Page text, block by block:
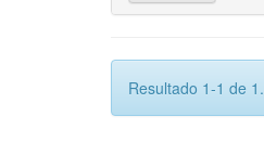
Resultado 1-1 de 1.